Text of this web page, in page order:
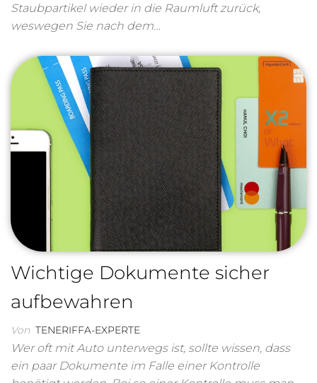
Staubpartikel wieder in die Raumluft zurück,
weswegen Sie nach dem…
Wichtige Dokumente sicher
aufbewahren
Von TENERIFFA-EXPERTE
Wer oft mit Auto unterwegs ist, sollte wissen, dass
ein paar Dokumente im Falle einer Kontrolle